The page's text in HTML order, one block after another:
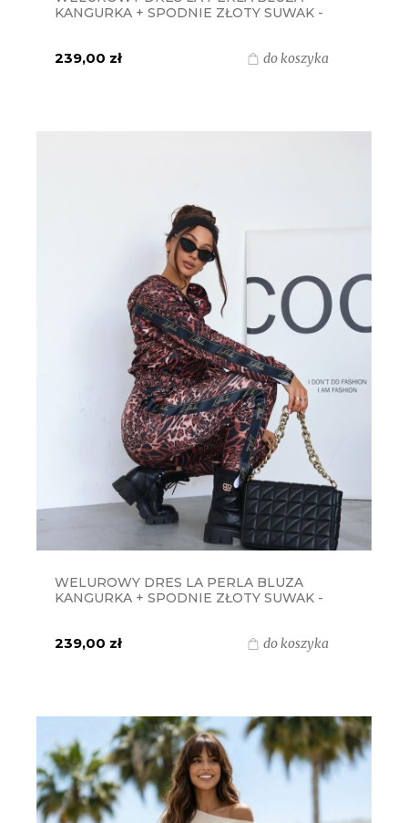
KANGURKA + SPODNIE ZŁOTY SUWAK -
239,00 zł do koszyka
WELUROWY DRES LA PERLA BLUZA
KANGURKA + SPODNIE ZŁOTY SUWAK -
239,00 zł do koszyka